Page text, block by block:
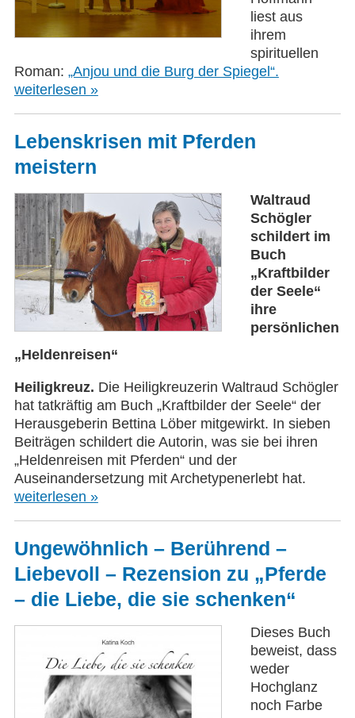
liest aus
ihrem
spirituellen
Roman: „Anjou und die Burg der Spiegel“.
weiterlesen »
Lebenskrisen mit Pferden
meistern
Waltraud
Schögler
schildert im
Buch
„Kraftbilder
der Seele“
ihre
persönlichen
„Heldenreisen“
Heiligkreuz. Die Heiligkreuzerin Waltraud Schögler
hat tatkräftig am Buch „Kraftbilder der Seele“ der
Herausgeberin Bettina Löber mitgewirkt. In sieben
Beiträgen schildert die Autorin, was sie bei ihren
„Heldenreisen mit Pferden“ und der
Auseinandersetzung mit Archetypenerlebt hat.
weiterlesen »
Ungewöhnlich – Berührend –
Liebevoll – Rezension zu „Pferde
– die Liebe, die sie schenken“
Dieses Buch
beweist, dass
weder
Hochglanz
noch Farbe